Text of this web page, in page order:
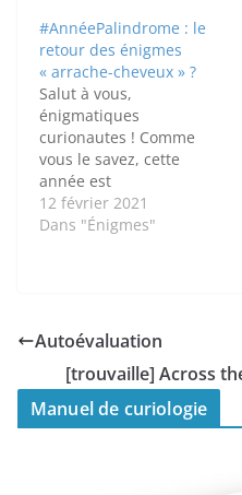
dans la pièce, et
demande à chacun
d’énoncer à autre voix
d'annoncer à haute
voix combien il pense
avoir obtenu. Le
candidat situé à…
#AnnéePalindrome : le
retour des énigmes
« arrache-cheveux » ?
Salut à vous,
énigmatiques
curionautes ! Comme
vous le savez, cette
année est
l'#AnnéePalindrome
(si, si). Mais certains
Je ne leur en veux pas,
aujourd'hui un joyeux
Jour Palindrome dans
le calendrier
12 février 2021
Dans "Énigmes"
Autoévaluation
[trouvaille] Across
Manuel de curiologie